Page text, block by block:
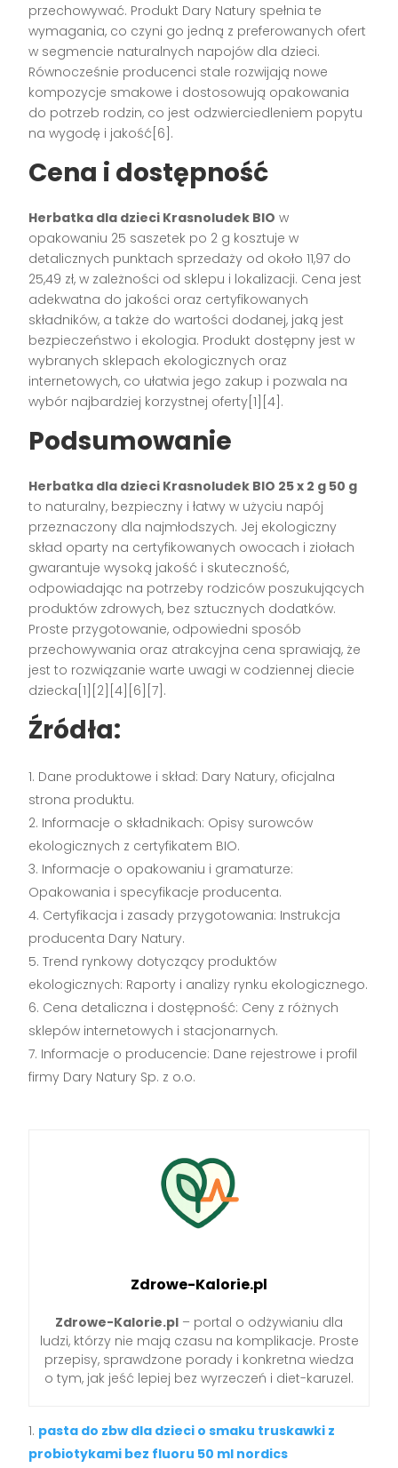
przechowywać. Produkt Dary Natury spełnia te
wymagania, co czyni go jedną z preferowanych ofert
w segmencie naturalnych napojów dla dzieci.
Równocześnie producenci stale rozwijają nowe
kompozycje smakowe i dostosowują opakowania
do potrzeb rodzin, co jest odzwierciedleniem popytu
na wygodę i jakość[6].
Cena i dostępność
Herbatka dla dzieci Krasnoludek BIO w
opakowaniu 25 saszetek po 2 g kosztuje w
detalicznych punktach sprzedaży od około 11,97 do
25,49 zł, w zależności od sklepu i lokalizacji. Cena jest
adekwatna do jakości oraz certyfikowanych
składników, a także do wartości dodanej, jaką jest
bezpieczeństwo i ekologia. Produkt dostępny jest w
wybranych sklepach ekologicznych oraz
internetowych, co ułatwia jego zakup i pozwala na
wybór najbardziej korzystnej oferty[1][4].
Podsumowanie
Herbatka dla dzieci Krasnoludek BIO 25 x 2 g 50 g
to naturalny, bezpieczny i łatwy w użyciu napój
przeznaczony dla najmłodszych. Jej ekologiczny
skład oparty na certyfikowanych owocach i ziołach
gwarantuje wysoką jakość i skuteczność,
odpowiadając na potrzeby rodziców poszukujących
produktów zdrowych, bez sztucznych dodatków.
Proste przygotowanie, odpowiedni sposób
przechowywania oraz atrakcyjna cena sprawiają, że
jest to rozwiązanie warte uwagi w codziennej diecie
dziecka[1][2][4][6][7].
Źródła:
Dane produktowe i skład: Dary Natury, oficjalna
strona produktu.
Informacje o składnikach: Opisy surowców
ekologicznych z certyfikatem BIO.
Informacje o opakowaniu i gramaturze:
Opakowania i specyfikacje producenta.
Certyfikacja i zasady przygotowania: Instrukcja
producenta Dary Natury.
Trend rynkowy dotyczący produktów
ekologicznych: Raporty i analizy rynku ekologicznego.
Cena detaliczna i dostępność: Ceny z różnych
sklepów internetowych i stacjonarnych.
Informacje o producencie: Dane rejestrowe i profil
firmy Dary Natury Sp. z o.o.
Zdrowe-Kalorie.pl
Zdrowe-Kalorie.pl – portal o odżywianiu dla
ludzi, którzy nie mają czasu na komplikacje. Proste
przepisy, sprawdzone porady i konkretna wiedza
o tym, jak jeść lepiej bez wyrzeczeń i diet-karuzel.
pasta do zbw dla dzieci o smaku truskawki z
probiotykami bez fluoru 50 ml nordics